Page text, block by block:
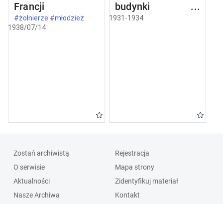
Francji
#żołnierze #młodzież
1938/07/14
budynki w
Częstochowie
1931-1934
Zostań archiwistą
O serwisie
Aktualności
Nasze Archiwa
Rejestracja
Mapa strony
Zidentyfikuj materiał
Kontakt